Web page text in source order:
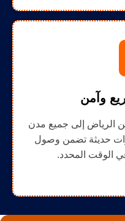
وآمن
الرياض إلى جميع مدن
حديثة تضمن وصول
الوقت المحدد.